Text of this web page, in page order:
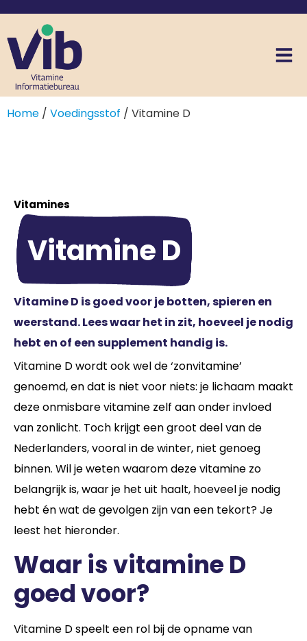
Home / Voedingsstof / Vitamine D
Vitamines
Vitamine D
Vitamine D is goed voor je botten, spieren en
weerstand. Lees waar het in zit, hoeveel je nodig
hebt en of een supplement handig is.
Vitamine D wordt ook wel de ‘zonvitamine’
genoemd, en dat is niet voor niets: je lichaam maakt
deze onmisbare vitamine zelf aan onder invloed
van zonlicht. Toch krijgt een groot deel van de
Nederlanders, vooral in de winter, niet genoeg
binnen. Wil je weten waarom deze vitamine zo
belangrijk is, waar je het uit haalt, hoeveel je nodig
hebt én wat de gevolgen zijn van een tekort? Je
leest het hieronder.
Waar is vitamine D
goed voor?
Vitamine D speelt een rol bij de opname van